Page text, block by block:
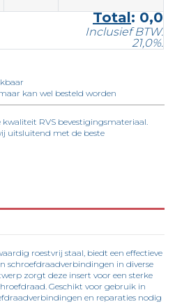
Total:0,0
Inclusief BTW.
21,0%.
kan wel besteld worden
RVS bevestigingsmateriaal.
uitsluitend met de beste
roestvrij staal, biedt een effectieve
schroefdraadverbindingen in diverse
zorgt deze insert voor een sterke
Geschikt voor gebruik in
en reparaties nodig